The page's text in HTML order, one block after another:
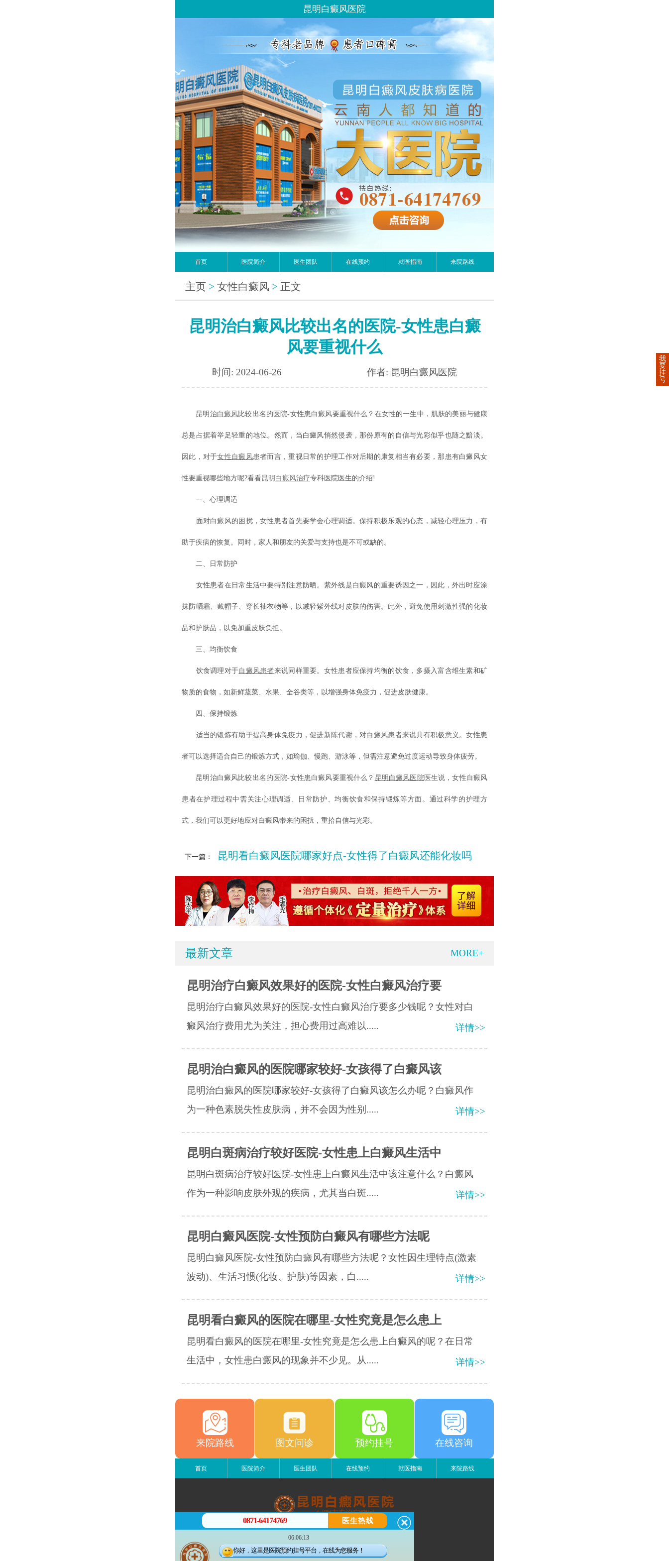
昆明白癜风医院
首页 医院简介 医生团队 在线预约 就医指南 来院路线
主页 > 女性白癜风 > 正文
昆明治白癜风比较出名的医院-女性患白癜
风要重视什么
时间: 2024-06-26 作者: 昆明白癜风医院
昆明 治白癜风比较出名的医院-女性患白癜风要重视什么？在女性的一生中，肌肤的美丽与健康
总是占据着举足轻重的地位。然而，当白癜风悄然侵袭，那份原有的自信与光彩似乎也随之黯淡。
因此，对于女性白癜风患者而言，重视日常的护理工作对后期的康复相当有必要，那患有白癜风女
性要重视哪些地方呢?看看昆明 白癜风治疗专科医院医生的介绍!
一、心理调适
面对白癜风的困扰，女性患者首先要学会心理调适。保持积极乐观的心态，减轻心理压力，有
助于疾病的恢复。同时，家人和朋友的关爱与支持也是不可或缺的。
二、日常防护
女性患者在日常生活中要特别注意防晒。紫外线是白癜风的重要诱因之一，因此，外出时应涂
抹防晒霜、戴帽子、穿长袖衣物等，以减轻紫外线对皮肤的伤害。此外，避免使用刺激性强的化妆
品和护肤品，以免加重皮肤负担。
三、均衡饮食
饮食调理对于白癜风患者来说同样重要。女性患者应保持均衡的饮食，多摄入富含维生素和矿
物质的食物，如新鲜蔬菜、水果、全谷类等，以增强身体免疫力，促进皮肤健康。
四、保持锻炼
适当的锻炼有助于提高身体免疫力，促进新陈代谢，对白癜风患者来说具有积极意义。女性患
者可以选择适合自己的锻炼方式，如瑜伽、慢跑、游泳等，但需注意避免过度运动导致身体疲劳。
昆明治白癜风比较出名的医院-女性患白癜风要重视什么？ 昆明白癜风医院医生说，女性白癜风
患者在护理过程中需关注心理调适、日常防护、均衡饮食和保持锻炼等方面。通过科学的护理方
式，我们可以更好地应对白癜风带来的困扰，重拾自信与光彩。
下一篇： 昆明看白癜风医院哪家好点-女性得了白癜风还能化妆吗
最新文章 MORE+
昆明治疗白癜风效果好的医院-女性白癜风治疗要
昆明治疗白癜风效果好的医院-女性白癜风治疗要多少钱呢？女性对白
癜风治疗费用尤为关注，担心费用过高难以.....
详情>>
昆明治白癜风的医院哪家较好-女孩得了白癜风该
昆明治白癜风的医院哪家较好-女孩得了白癜风该怎么办呢？白癜风作
为一种色素脱失性皮肤病，并不会因为性别.....
详情>>
昆明白斑病治疗较好医院-女性患上白癜风生活中
昆明白斑病治疗较好医院-女性患上白癜风生活中该注意什么？白癜风
作为一种影响皮肤外观的疾病，尤其当白斑.....
详情>>
昆明白癜风医院-女性预防白癜风有哪些方法呢
昆明白癜风医院-女性预防白癜风有哪些方法呢？女性因生理特点(激素
波动)、生活习惯(化妆、护肤)等因素，白.....
详情>>
昆明看白癜风的医院在哪里-女性究竟是怎么患上
昆明看白癜风的医院在哪里-女性究竟是怎么患上白癜风的呢？在日常
生活中，女性患白癜风的现象并不少见。从.....
详情>>
来院路线 图文问诊 预约挂号 在线咨询
首页 医院简介 医生团队 在线预约 就医指南 来院路线
昆明白癜风医院
昆明市五华区护国路2号
版权所有：昆明白癜风医院
联系电话：13529142249
0871-64174769 医生热线
06:06:13
你好，这里是医院预约挂号平台，在线为您服务！
我
要
挂
号